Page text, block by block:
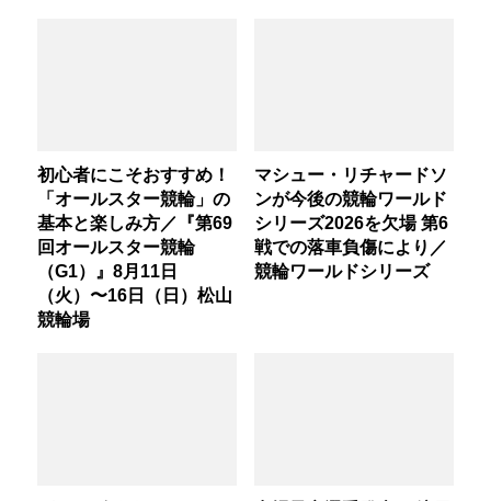
初心者にこそおすすめ！
「オールスター競輪」の
基本と楽しみ方／『第69
回オールスター競輪
（G1）』8月11日
（火）〜16日（日）松山
競輪場
マシュー・リチャードソ
ンが今後の競輪ワールド
シリーズ2026を欠場 第6
戦での落車負傷により／
競輪ワールドシリーズ